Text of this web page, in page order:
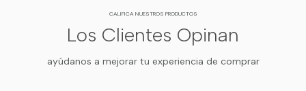
CALIFICA NUESTROS PRODUCTOS
Los Clientes Opinan
ayúdanos a mejorar tu experiencia de comprar